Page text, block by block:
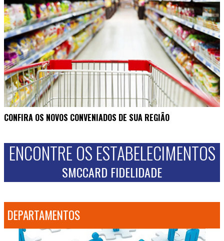
CONFIRA OS NOVOS CONVENIADOS DE SUA REGIÃO
ENCONTRE OS ESTABELECIMENTOS
SMCCARD FIDELIDADE
DEPARTAMENTOS